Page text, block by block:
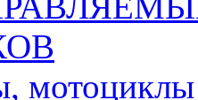
мотоциклы